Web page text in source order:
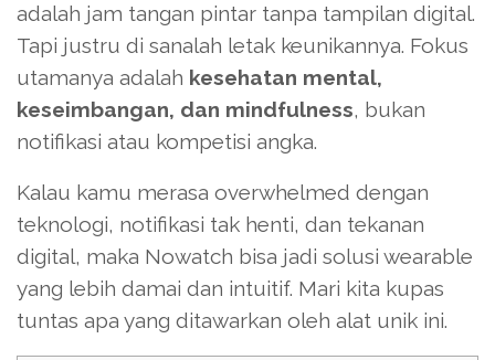
adalah jam tangan pintar tanpa tampilan digital.
Tapi justru di sanalah letak keunikannya. Fokus
utamanya adalah kesehatan mental,
keseimbangan, dan mindfulness, bukan
notifikasi atau kompetisi angka.
Kalau kamu merasa overwhelmed dengan
teknologi, notifikasi tak henti, dan tekanan
digital, maka Nowatch bisa jadi solusi wearable
yang lebih damai dan intuitif. Mari kita kupas
tuntas apa yang ditawarkan oleh alat unik ini.